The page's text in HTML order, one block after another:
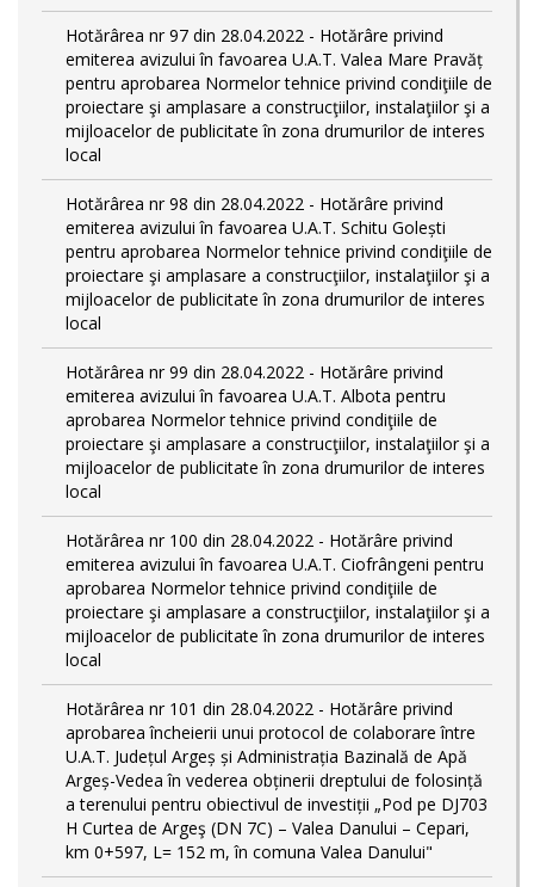
Hotărârea nr 97 din 28.04.2022 - Hotărâre privind
emiterea avizului în favoarea U.A.T. Valea Mare Pravăț
pentru aprobarea Normelor tehnice privind condiţiile de
proiectare şi amplasare a construcţiilor, instalaţiilor şi a
mijloacelor de publicitate în zona drumurilor de interes
local
Hotărârea nr 98 din 28.04.2022 - Hotărâre privind
emiterea avizului în favoarea U.A.T. Schitu Golești
pentru aprobarea Normelor tehnice privind condiţiile de
proiectare şi amplasare a construcţiilor, instalaţiilor şi a
mijloacelor de publicitate în zona drumurilor de interes
local
Hotărârea nr 99 din 28.04.2022 - Hotărâre privind
emiterea avizului în favoarea U.A.T. Albota pentru
aprobarea Normelor tehnice privind condiţiile de
proiectare şi amplasare a construcţiilor, instalaţiilor şi a
mijloacelor de publicitate în zona drumurilor de interes
local
Hotărârea nr 100 din 28.04.2022 - Hotărâre privind
emiterea avizului în favoarea U.A.T. Ciofrângeni pentru
aprobarea Normelor tehnice privind condiţiile de
proiectare şi amplasare a construcţiilor, instalaţiilor şi a
mijloacelor de publicitate în zona drumurilor de interes
local
Hotărârea nr 101 din 28.04.2022 - Hotărâre privind
aprobarea încheierii unui protocol de colaborare între
U.A.T. Județul Argeș și Administrația Bazinală de Apă
Argeș-Vedea în vederea obținerii dreptului de folosință
a terenului pentru obiectivul de investiții „Pod pe DJ703
H Curtea de Argeş (DN 7C) – Valea Danului – Cepari,
km 0+597, L= 152 m, în comuna Valea Danului"